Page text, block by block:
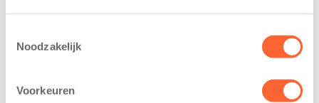
Noodzakelijk
Voorkeuren
Westerburcht in
voor de Kids First